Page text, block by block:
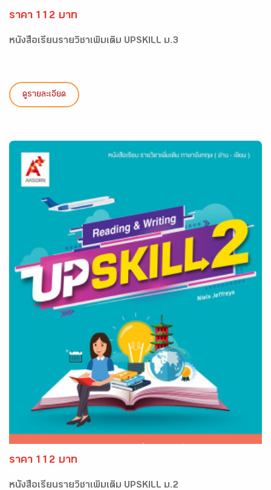
ราคา 112 บาท
หนังสือเรียนรายวิชาเพิ่มเติม UPSKILL ม.3
ดูรายละเอียด
ราคา 112 บาท
หนัังสือเรียนรายวิชาเพิ่มเติม UPSKILL ม.2